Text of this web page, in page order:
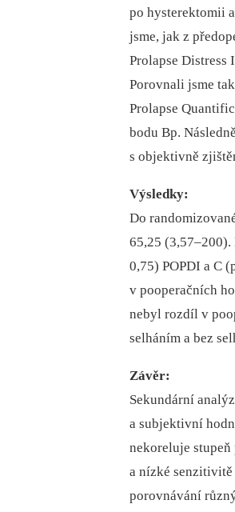
po hysterektomii
jsme, jak z
Prolapse Distress
Porovnali jsme
Prolapse
bodu Bp.
s objektivně
Výsledky:
Do
65,25 (3,57–200).
0,75) POPDI a C
v pooperačních
nebyl rozdíl v
selháním a bez
Závěr:
Sekundární
a subjektivní
nekoreluje
a nízké
porovnávání